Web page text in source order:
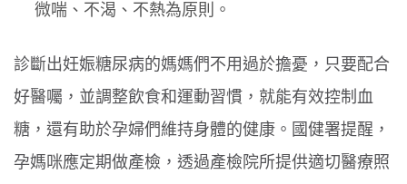
微喘、不渴、不熱為原則。
診斷出妊娠糖尿病的媽媽們不用過於擔憂，只要配合
好醫囑，並調整飲食和運動習慣，就能有效控制血
糖，還有助於孕婦們維持身體的健康。國健署提醒，
孕媽咪應定期做產檢，透過產檢院所提供適切醫療照